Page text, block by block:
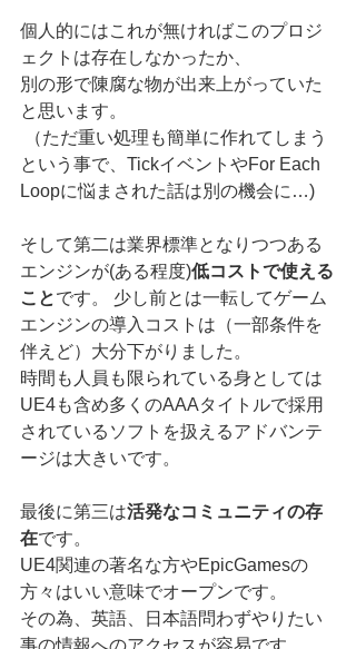
個人的にはこれが無ければこのプロジ
ェクトは存在しなかったか、
別の形で陳腐な物が出来上がっていた
と思います。
という事で、TickイベントやFor Each
Loopに悩まされた話は別の機会に…)
そして第二は業界標準となりつつある
エンジンが(ある程度)低コストで使える
ことです。 少し前とは一転してゲーム
エンジンの導入コストは（一部条件を
伴えど）大分下がりました。
時間も人員も限られている身としては
UE4も含め多くのAAAタイトルで採用
されているソフトを扱えるアドバンテ
ージは大きいです。
最後に第三は活発なコミュニティの存
在です。
UE4関連の著名な方やEpicGamesの
方々はいい意味でオープンです。
その為、英語、日本語問わずやりたい
事の情報へのアクセスが容易です。